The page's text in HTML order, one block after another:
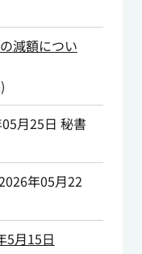
減額につい
)
月25日 秘書
年05月22
月15日